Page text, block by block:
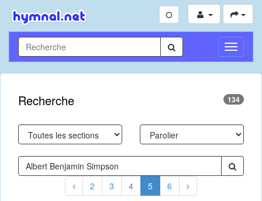
Toggle
Recherche 134
2 3 4 5 6